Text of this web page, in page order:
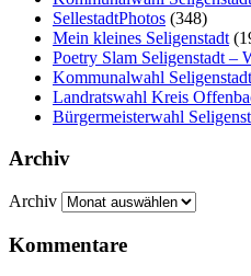
SellestadtPhotos (348)
Mein kleines Seligenstadt
Poetry Slam Seligenstadt –
Kommunalwahl
Landratswahl Kreis
Bürgermeisterwahl
Archiv
Archiv
Kommentare